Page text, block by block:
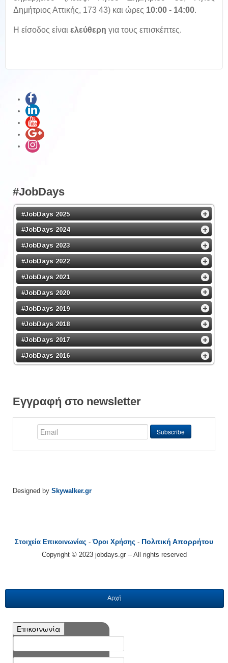
Δημήτριος Αττικής, 173 43) και ώρες 10:00 - 14:00.
Η είσοδος είναι ελεύθερη για τους επισκέπτες.
#JobDays
#JobDays 2025
#JobDays 2024
#JobDays 2023
#JobDays 2022
#JobDays 2021
#JobDays 2020
#JobDays 2019
#JobDays 2018
#JobDays 2017
#JobDays 2016
Εγγραφή στο newsletter
Designed by Skywalker.gr
Στοιχεία Επικοινωνίας -Όροι Χρήσης - Πολιτική Απορρήτου
Copyright © 2023 jobdays.gr -- All rights reserved
Αρχή